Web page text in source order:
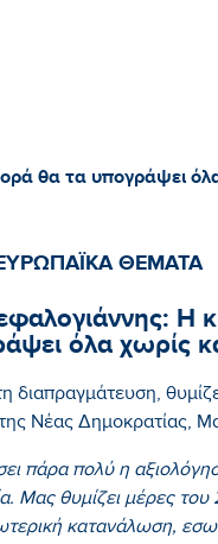
θα τα υπογράψει
ΘΕΜΑΤΑ
Η
όλα χωρίς
διαπραγμάτευση,
Νέας Δημοκρατίας,
πάρα πολύ η
Μας θυμίζει μέρες
κατανάλωση,